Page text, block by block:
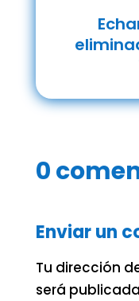
0
Enviar un
Tu dirección
será